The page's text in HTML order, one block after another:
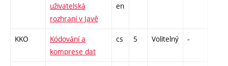
uživatelská
rozhraní v Javě
en
KKO
Kódování a
komprese dat
cs 5 Volitelný -